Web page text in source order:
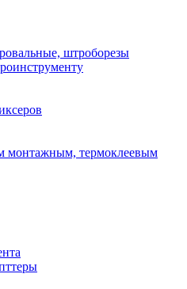
штроборезы
монтажным, термоклеевым